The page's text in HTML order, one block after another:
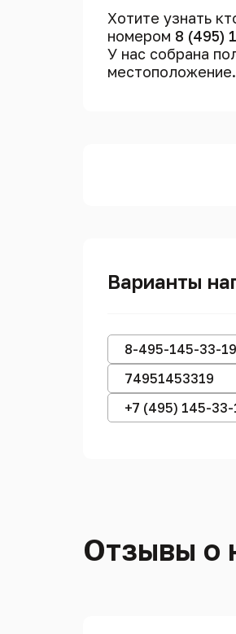
Хотите узнать
номером 8 (495)
У нас собрана
местоположение.
Варианты
8-495-145-33-19
74951453319
+7 (495) 145-33-
Отзывы о